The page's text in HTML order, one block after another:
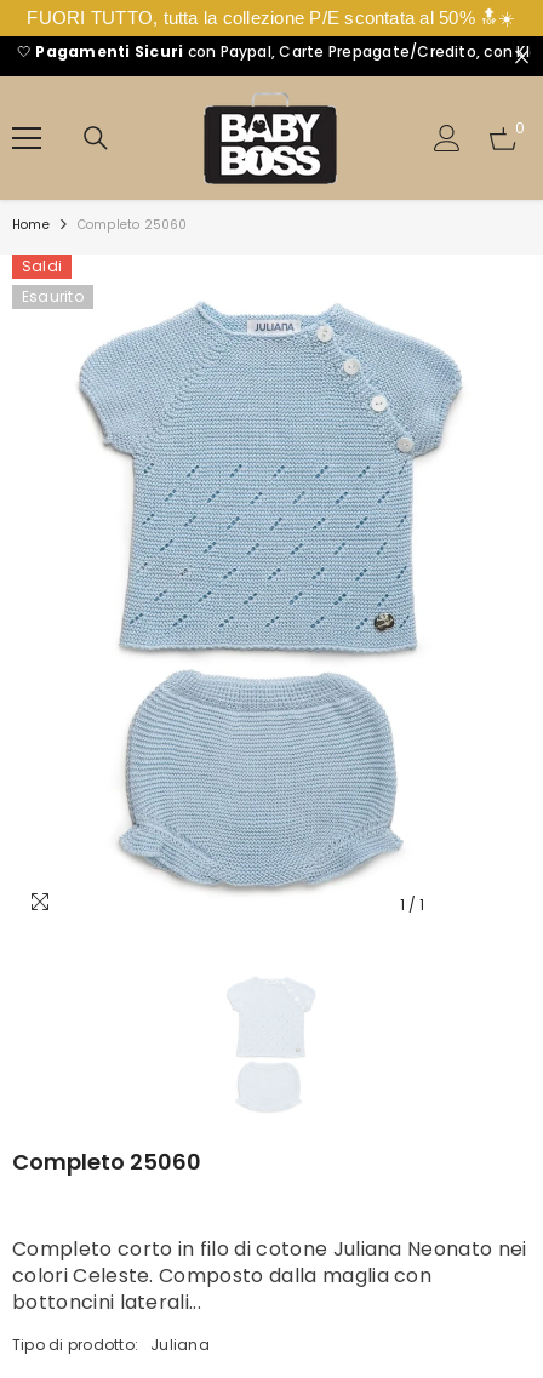
FUORI TUTTO, tutta la collezione P/E scontata al 50% 🔝☀️
VAI DIRETTAMENTE AI CONTENUTI
Pagamenti Sicuricon Paypal, Carte Prepagate/Credito, con Klarna
0
0
Home Completo 25060
Saldi
Esaurito
1 / 1
Completo 25060
Completo corto in filo di cotone Juliana Neonato nei
colori Celeste. Composto dalla maglia con
bottoncini laterali...
Tipo di prodotto: Juliana